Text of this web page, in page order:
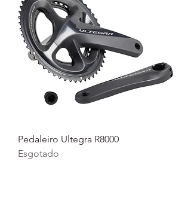
Pedaleiro Ultegra R8000
Esgotado